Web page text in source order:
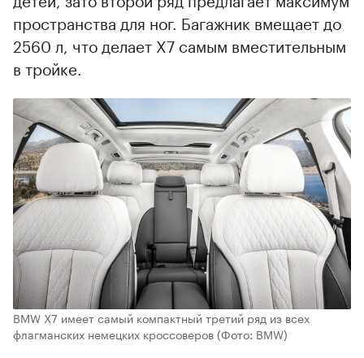
пространства для ног. Багажник вмещает до
2560 л, что делает X7 самым вместительным
в тройке.
BMW X7 имеет самый компактный третий ряд из всех
флагманских немецких кроссоверов(Фото: BMW)